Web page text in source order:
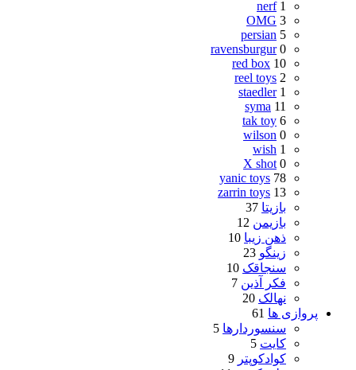
nerf 1
OMG 3
persian 5
ravensburgur 0
red box 10
reel toys 2
staedler 1
syma 11
tak toy 6
wilson 0
wish 1
X shot 0
yanic toys 78
zarrin toys 13
بازیتا 37
بازیمن 12
ذهن زیبا 10
زینگو 23
سنجاقک 10
فکر آذین 7
نهالک 20
پروازی ها 61
سنسوردارها 5
کایت 5
کوادکوپتر 9